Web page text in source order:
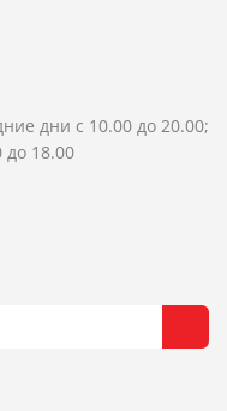
дни с 10.00 до 20.00;
18.00